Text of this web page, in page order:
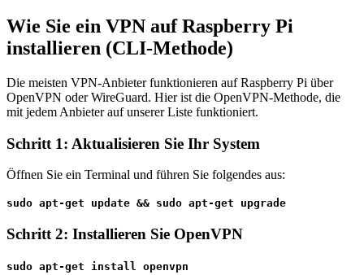
Wie Sie ein VPN auf Raspberry Pi
installieren (CLI-Methode)
Die meisten VPN-Anbieter funktionieren auf Raspberry Pi über
OpenVPN oder WireGuard. Hier ist die OpenVPN-Methode, die
mit jedem Anbieter auf unserer Liste funktioniert.
Schritt 1: Aktualisieren Sie Ihr System
Öffnen Sie ein Terminal und führen Sie folgendes aus:
sudo apt-get update && sudo apt-get upgrade
Schritt 2: Installieren Sie OpenVPN
sudo apt-get install openvpn